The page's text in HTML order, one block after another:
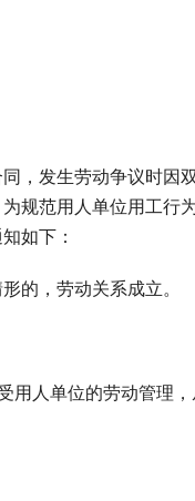
发生劳动争议时因双
规范用人单位用工行
如下：
的，劳动关系成立。
人单位的劳动管理，